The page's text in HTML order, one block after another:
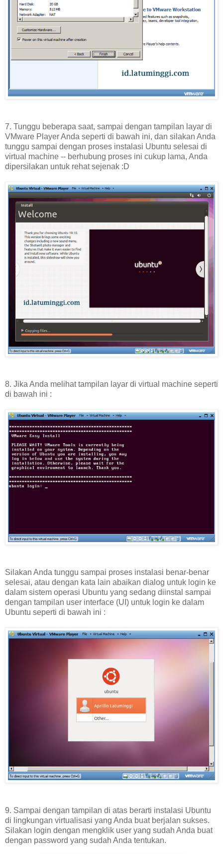
7. Tunggu beberapa saat, sampai dengan tampilan layar di
VMware Player Anda seperti di bawah ini, dan silakan Anda
tunggu sampai dengan proses instalasi Ubuntu selesai di
virtual machine -- berhubung proses ini cukup lama, Anda
dipersilakan untuk rehat sejenak :D
8. Jika Anda melihat tampilan layar di virtual machine seperti
di bawah ini :
Silakan Anda tunggu sampai proses instalasi benar-benar
selesai, atau dengan kata lain abaikan dialog untuk login ke
dalam sistem operasi Ubuntu yang sedang diinstal sampai
dengan tampilan user interface (UI) untuk login ke dalam
Ubuntu seperti di bawah ini :
9. Sampai dengan tampilan di atas berarti instalasi Ubuntu
di lingkungan virtualisasi yang Anda buat berjalan sukses.
Silakan login dengan mengklik user yang sudah Anda buat
dengan password yang sudah Anda tentukan.